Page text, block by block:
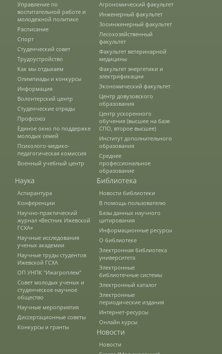
Учебная деятельность
Материально-техническая база
Практические навыки
Студенческая научно-
исследовательская работа
Воспитательная и внеучебная работа
Наша гордость
Направления подготовки
Научные разработки
Консультационные услуги
Список публикаций
Управление по
воспитательной работе и
молодежной политике
Расписание
Спорт
Студенческий совет
Трудоустройство
Как мы отдыхаем
Олимпиады и конкурсы
Информация
Волонтерский центр
Студенческие отряды
Профсоюз
Единое окно по поддержке
молодых семей
Психолого-медико-
педагогическая комиссия
Военный учебный центр
Агрономический факультет
Инженерный факультет
Зооинженерный факультет
Лесохозяйственный
факультет
Факультет ветеринарной
медицины
Факультет энергетики и
электрификации
Экономический факультет
Центр довузовского
образования
Центр ускоренного
обучения (высшее на базе
СПО, второе высшее)
Институт дополнительного
образования
Среднее
профессиональное
образование
Наука
Аспирантура
Конференции
Научно-практический
журнал «Вестник Ижевской
ГСХА»
Научные исследования
ученых академии
Научные труды студентов
Ижевской ГСХА
ОП УНПК "Ижагроплем"
Совет молодых ученых и
студенческое научное
общество
Научные мероприятия
Диссертационные советы
Конкурсы и гранты
Библиотека
Новости библиотеки
В помощь пользователю
Базы данных научного
цитирования
Информационные ресурсы
О библиотеке
Электронная библиотека
университета
Электронные
библиотечные системы
Электронный каталог
Электронные
периодические издания
Интернет-ресурсы
Онлайн курсы
Новости
Новости